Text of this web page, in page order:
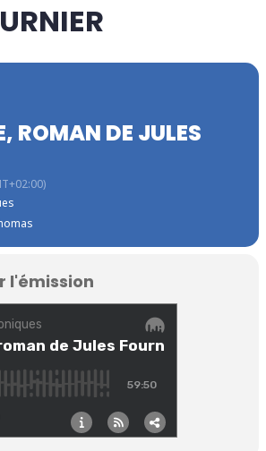
ROMAN DE JULES
l'émission